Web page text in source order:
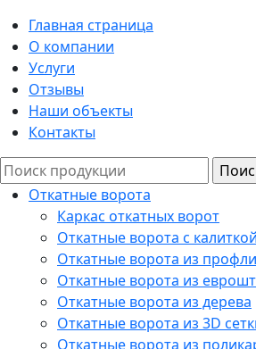
Главная страница
О компании
Услуги
Отзывы
Наши объекты
Контакты
Откатные ворота
Каркас откатных ворот
Откатные ворота с калиткой
Откатные ворота из
Откатные ворота из
Откатные ворота из дерева
Откатные ворота из 3D
Откатные ворота из